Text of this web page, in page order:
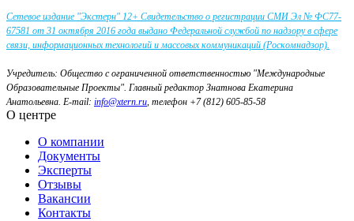
Сетевое издание "Экстерн" 12+ Свидетельство о регистрации СМИ Эл № ФС77-
67581 от 31 октября 2016 года выдано Федеральной службой по надзору в сфере
связи, информационных технологий и массовых коммуникаций (Роскомнадзор).
Учредитель: Общество с ограниченной ответственностью "Международные
Образовательные Проекты". Главный редактор Знатнова Екатерина
Анатольевна. E-mail: info@xtern.ru, телефон +7 (812) 605-85-58
О центре
О компании
Документы
Эксперты
Отзывы
Вакансии
Контакты